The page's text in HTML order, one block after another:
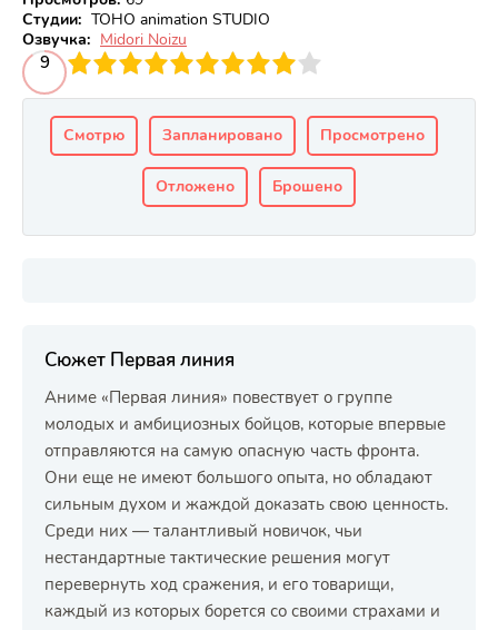
Студии: TOHO animation STUDIO
Озвучка: Midori Noizu
9
4 5 6 7 8 9 10
Смотрю Запланировано Просмотрено
Отложено Брошено
Сюжет Первая линия
Аниме «Первая линия» повествует о группе
молодых и амбициозных бойцов, которые впервые
отправляются на самую опасную часть фронта.
Они еще не имеют большого опыта, но обладают
сильным духом и жаждой доказать свою ценность.
Среди них — талантливый новичок, чьи
нестандартные тактические решения могут
перевернуть ход сражения, и его товарищи,
каждый из которых борется со своими страхами и